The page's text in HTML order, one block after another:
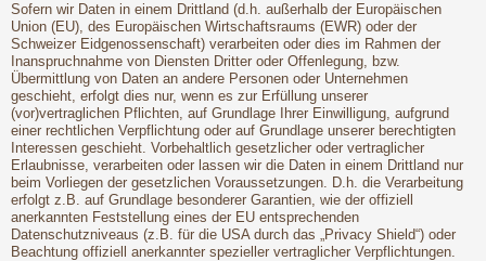
Sofern wir Daten in einem Drittland (d.h. außerhalb der Europäischen
Union (EU), des Europäischen Wirtschaftsraums (EWR) oder der
Schweizer Eidgenossenschaft) verarbeiten oder dies im Rahmen der
Inanspruchnahme von Diensten Dritter oder Offenlegung, bzw.
Übermittlung von Daten an andere Personen oder Unternehmen
geschieht, erfolgt dies nur, wenn es zur Erfüllung unserer
(vor)vertraglichen Pflichten, auf Grundlage Ihrer Einwilligung, aufgrund
einer rechtlichen Verpflichtung oder auf Grundlage unserer berechtigten
Interessen geschieht. Vorbehaltlich gesetzlicher oder vertraglicher
Erlaubnisse, verarbeiten oder lassen wir die Daten in einem Drittland nur
beim Vorliegen der gesetzlichen Voraussetzungen. D.h. die Verarbeitung
erfolgt z.B. auf Grundlage besonderer Garantien, wie der offiziell
anerkannten Feststellung eines der EU entsprechenden
Datenschutzniveaus (z.B. für die USA durch das „Privacy Shield“) oder
Beachtung offiziell anerkannter spezieller vertraglicher Verpflichtungen.